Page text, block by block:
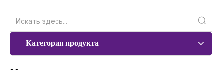
Категория продукта